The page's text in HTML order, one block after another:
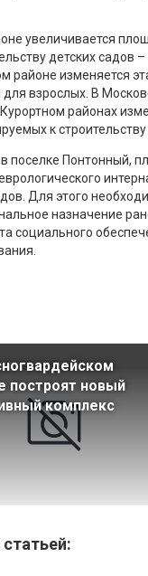
увеличивается
детских садов
районе изменяется
взрослых. В
районах
к строительству
поселке Понтонный,
Для этого
назначение
социального
построят новый
комплекс